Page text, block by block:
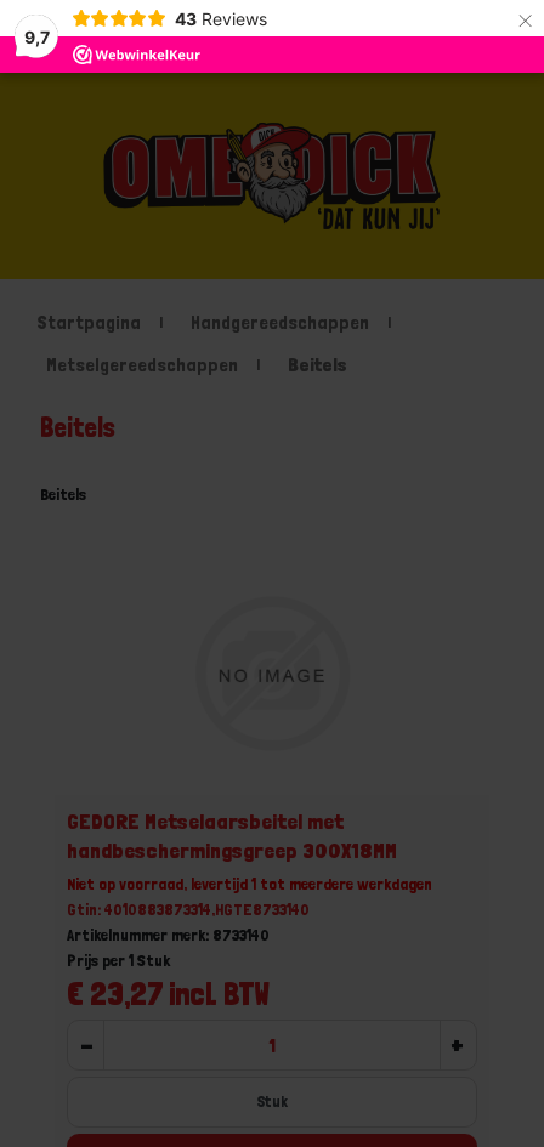
9,7
43 Reviews ×
Startpagina
Handgereedschappen
Metselgereedschappen
Beitels
Beitels
Beitels
GEDORE Metselaarsbeitel met
handbeschermingsgreep 300X18MM
Niet op voorraad, levertijd 1 tot meerdere werkdagen
Gtin: 4010883873314,HGTE8733140
Artikelnummer merk: 8733140
€ 23,27 incl. BTW
Prijs per 1 Stuk
- +
Stuk